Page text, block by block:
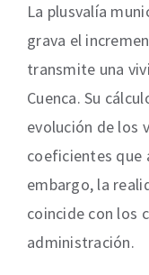
La plusvalía
grava el
transmite una
Cuenca. Su
evolución de los
coeficientes que
embargo, la
coincide con los
administración.